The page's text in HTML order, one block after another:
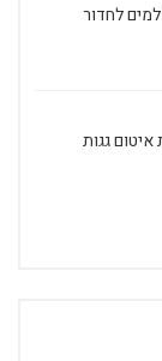
למים לחדור
גגות